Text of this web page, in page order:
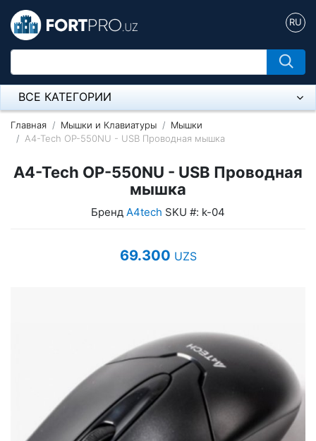
RU
ВСЕ КАТЕГОРИИ
Микрофон
Оборудование Mikrotik
Серверное оборудование
UPS Источники бесперебойного питания
Мышки и Клавиатуры
Главная Мышки и Клавиатуры
Мышки
A4-Tech OP-550NU - USB Проводная мышка
A4-Tech OP-550NU - USB Проводная
мышка
Бренд A4tech SKU #: k-04
69.300 UZS